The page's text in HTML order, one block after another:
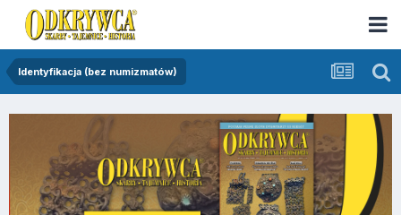
Identyfikacja (bez numizmatów)